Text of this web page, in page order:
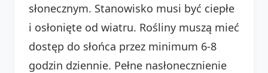
słonecznym. Stanowisko musi być ciepłe
i osłonięte od wiatru. Rośliny muszą mieć
dostęp do słońca przez minimum 6-8
godzin dziennie. Pełne nasłonecznienie